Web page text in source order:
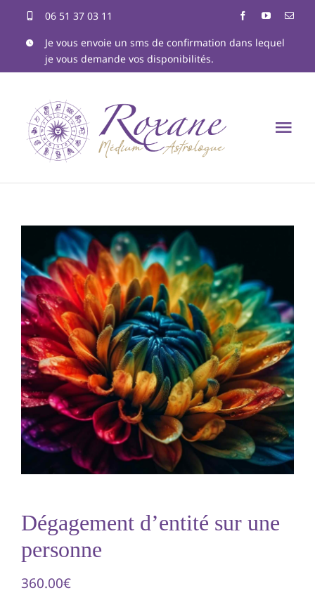
Passer
contenu
Je vous envoie un sms de confirmation dans lequel
je vous demande vos disponibilités.
06 51 37 03 11
Formations
Astrologie
Ecriture automatique
Consultations
Rituels
Panier
Dégagement d’entité sur une
personne
360.00€